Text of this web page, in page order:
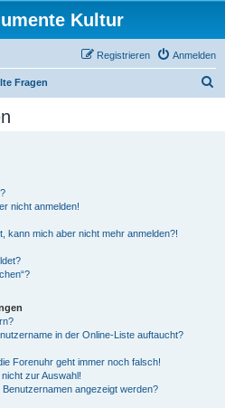
Kultur
Anmelden
Registrieren
Fragen
nicht anmelden!
kann mich aber nicht mehr anmelden?!
in der Online-Liste auftaucht?
Forenuhr geht immer noch falsch!
zur Auswahl!
angezeigt werden?